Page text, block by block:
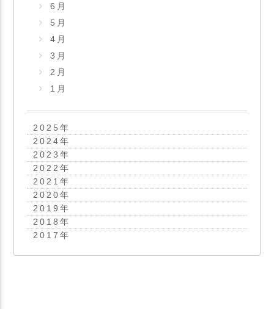
6月
5月
4月
3月
2月
1月
2025 年
2024年
2023 年
2022 年
2021 年
2020年
2019 年
2018 年
2017 年